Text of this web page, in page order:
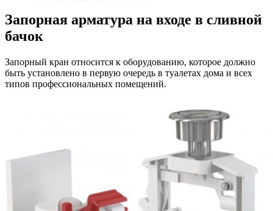
Запорная арматура на входе в сливной
бачок
Запорный кран относится к оборудованию, которое должно
быть установлено в первую очередь в туалетах дома и всех
типов профессиональных помещений.